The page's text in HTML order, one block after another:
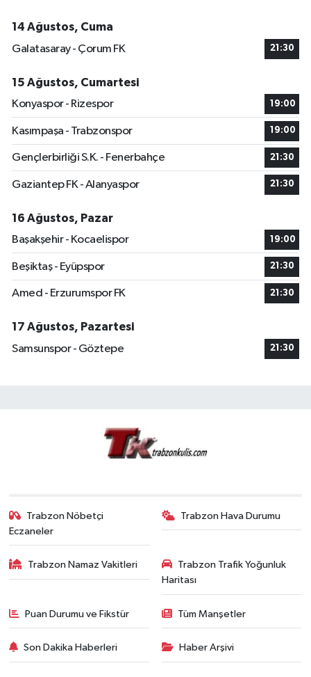
14 Ağustos, Cuma
Galatasaray - Çorum FK
21:30
15 Ağustos, Cumartesi
Konyaspor - Rizespor
19:00
Kasımpaşa - Trabzonspor 19:00
Gençlerbirliği S.K. - Fenerbahçe 21:30
Gaziantep FK - Alanyaspor 21:30
16 Ağustos, Pazar
Başakşehir - Kocaelispor
19:00
Beşiktaş - Eyüpspor 21:30
Amed - Erzurumspor FK 21:30
17 Ağustos, Pazartesi
Samsunspor - Göztepe
21:30
Trabzon Nöbetçi
Eczaneler
Trabzon Hava Durumu
Trabzon Namaz Vakitleri
Trabzon Trafik Yoğunluk
Haritası
Puan Durumu ve Fikstür Tüm Manşetler
Son Dakika Haberleri Haber Arşivi